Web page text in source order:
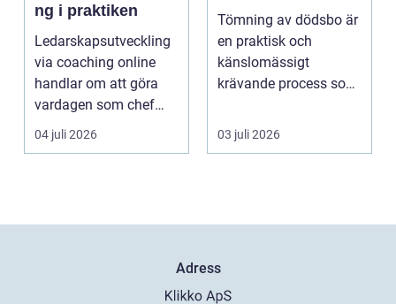
ng i praktiken
Ledarskapsutveckling
via coaching online
handlar om att göra
vardagen som chef
både mer h...
04 juli 2026
Tömning av dödsbo är
en praktisk och
känslomässigt
krävande process som
gång ell...
03 juli 2026
Adress